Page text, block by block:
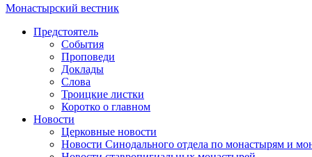
Монастырский вестник
Предстоятель
События
Проповеди
Доклады
Слова
Троицкие листки
Коротко о главном
Новости
Церковные новости
Новости Синодального отдела по монастырям и